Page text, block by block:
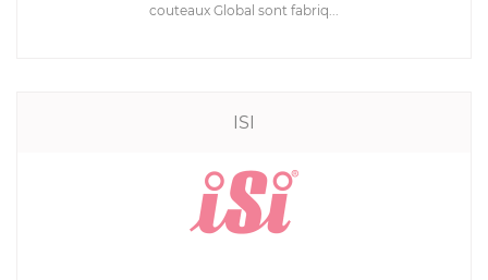
couteaux Global sont fabriq...
ISI